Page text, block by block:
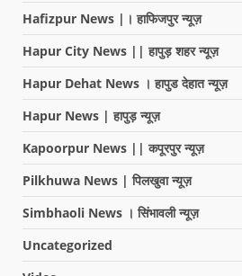
Hafizpur News |। हाफिजपुर न्यूज़
Hapur City News || हापुड़ शहर न्यूज़
Hapur Dehat News । हापुड देहात न्यूज़
Hapur News | हापुड़ न्यूज़
Kapoorpur News || कपूरपुर न्यूज़
Pilkhuwa News | पिलखुवा न्यूज़
Simbhaoli News । सिंभावली न्यूज़
Uncategorized